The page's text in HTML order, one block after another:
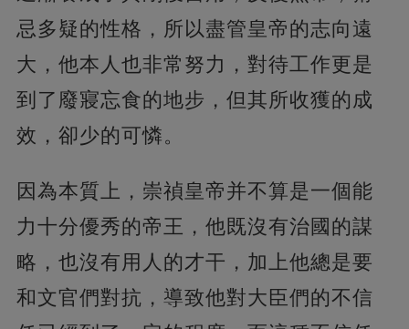
忌多疑的性格，所以盡管皇帝的志向遠
大，他本人也非常努力，對待工作更是
到了廢寢忘食的地步，但其所收獲的成
效，卻少的可憐。
因為本質上，崇禎皇帝并不算是一個能
力十分優秀的帝王，他既沒有治國的謀
略，也沒有用人的才干，加上他總是要
和文官們對抗，導致他對大臣們的不信